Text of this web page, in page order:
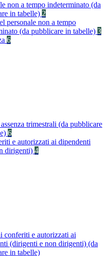
non a tempo indeterminato (da
in tabelle) 2
personale non a tempo
(da pubblicare in tabelle) 3
6
trimestrali (da pubblicare
6
e autorizzati ai dipendenti
dirigenti) 4
conferiti e autorizzati ai
(dirigenti e non dirigenti) (da
in tabelle)